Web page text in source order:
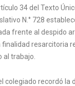
34 del Texto
N.° 728
frente al despido
finalidad resarcitoria
al trabajo.
colegiado recordó la